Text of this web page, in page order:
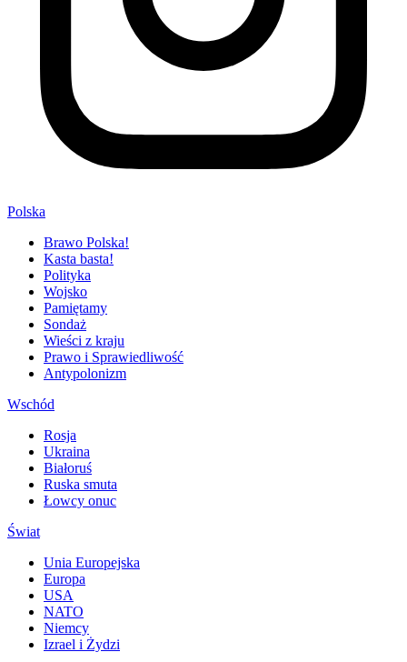
Polska
Brawo Polska!
Kasta basta!
Polityka
Wojsko
Pamiętamy
Sondaż
Wieści z kraju
Prawo i Sprawiedliwość
Antypolonizm
Wschód
Rosja
Ukraina
Białoruś
Ruska smuta
Łowcy onuc
Świat
Unia Europejska
Europa
USA
NATO
Niemcy
Izrael i Żydzi